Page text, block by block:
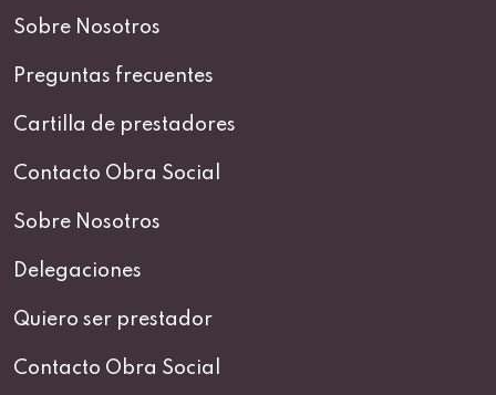
Sobre Nosotros
Preguntas frecuentes
Cartilla de prestadores
Contacto Obra Social
Sobre Nosotros
Delegaciones
Quiero ser prestador
Contacto Obra Social